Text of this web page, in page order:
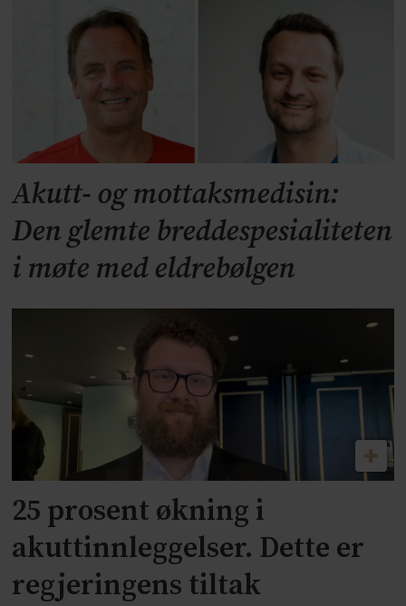
Akutt- og mottaksmedisin:
Den glemte breddespesialiteten
i møte med eldrebølgen
25 prosent økning i
akuttinnleggelser. Dette er
regjeringens tiltak